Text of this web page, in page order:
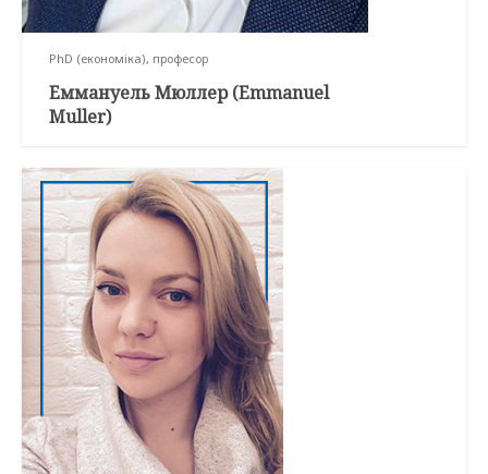
PhD (економіка), професор
Еммануель Мюллер (Emmanuel
Muller)